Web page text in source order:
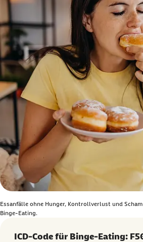
Essanfälle ohne Hunger, Kontrollverlust und
Binge‑Eating.
ICD-Code für Binge-Eating: